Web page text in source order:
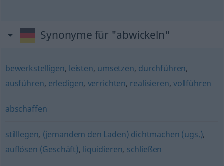
Synonyme für "abwickeln"
bewerkstelligen, leisten, umsetzen, durchführen,
ausführen, erledigen, verrichten, realisieren, vollführen
abschaffen
stilllegen, (jemandem den Laden) dichtmachen (ugs.),
auflösen (Geschäft), liquidieren, schließen